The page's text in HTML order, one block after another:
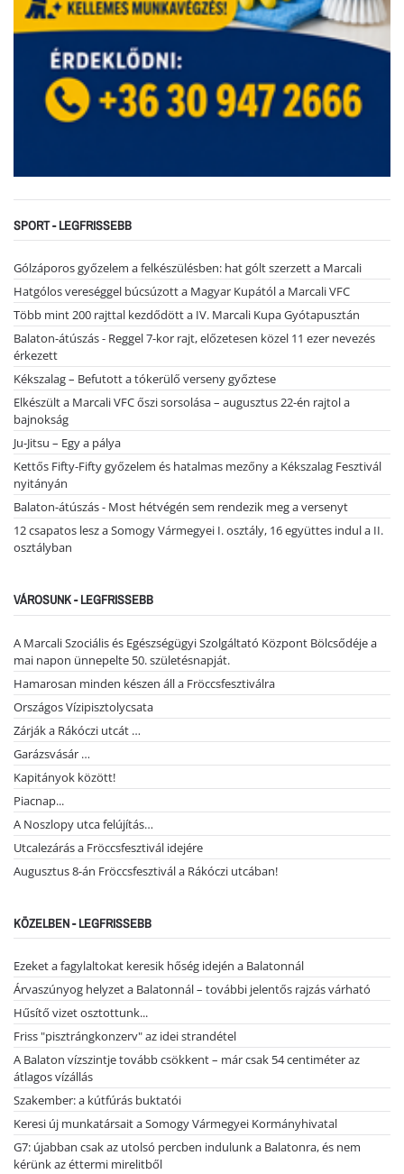
SPORT - LEGFRISSEBB
Gólzáporos győzelem a felkészülésben: hat gólt szerzett a Marcali
Hatgólos vereséggel búcsúzott a Magyar Kupától a Marcali VFC
Több mint 200 rajttal kezdődött a IV. Marcali Kupa Gyótapusztán
Balaton-átúszás - Reggel 7-kor rajt, előzetesen közel 11 ezer nevezés
érkezett
Kékszalag – Befutott a tókerülő verseny győztese
Elkészült a Marcali VFC őszi sorsolása – augusztus 22-én rajtol a
bajnokság
Ju-Jitsu – Egy a pálya
Kettős Fifty-Fifty győzelem és hatalmas mezőny a Kékszalag Fesztivál
nyitányán
Balaton-átúszás - Most hétvégén sem rendezik meg a versenyt
12 csapatos lesz a Somogy Vármegyei I. osztály, 16 együttes indul a II.
osztályban
VÁROSUNK - LEGFRISSEBB
A Marcali Szociális és Egészségügyi Szolgáltató Központ Bölcsődéje a
mai napon ünnepelte 50. születésnapját.
Hamarosan minden készen áll a Fröccsfesztiválra
Országos Vízipisztolycsata
Zárják a Rákóczi utcát …
Garázsvásár …
Kapitányok között!
Piacnap...
A Noszlopy utca felújítás…
Utcalezárás a Fröccsfesztivál idejére
Augusztus 8-án Fröccsfesztivál a Rákóczi utcában!
KÖZELBEN - LEGFRISSEBB
Ezeket a fagylaltokat keresik hőség idején a Balatonnál
Árvaszúnyog helyzet a Balatonnál – további jelentős rajzás várható
Hűsítő vizet osztottunk...
Friss "pisztrángkonzerv" az idei strandétel
A Balaton vízszintje tovább csökkent – már csak 54 centiméter az
átlagos vízállás
Szakember: a kútfúrás buktatói
Keresi új munkatársait a Somogy Vármegyei Kormányhivatal
G7: újabban csak az utolsó percben indulunk a Balatonra, és nem
kérünk az éttermi mirelitből